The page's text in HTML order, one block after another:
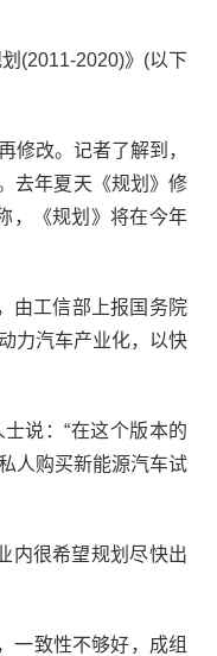
(2011-2020)》(以下
改。记者了解到，
去年夏天《规划》修
，《规划》将在今年
由工信部上报国务院
力汽车产业化，以快
说：“在这个版本的
人购买新能源汽车试
内很希望规划尽快出
一致性不够好，成组